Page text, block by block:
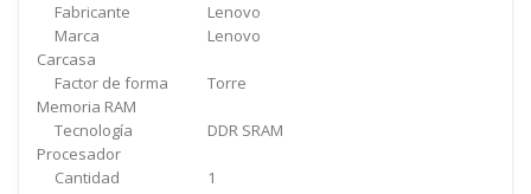
Fabricante
Lenovo
Marca
Lenovo
Carcasa
Factor de forma
Torre
Memoria RAM
Tecnología
DDR SRAM
Procesador
Cantidad
1